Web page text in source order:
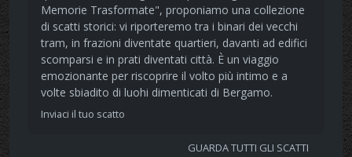
Memorie Trasformate", proponiamo una collezione
di scatti storici: vi riporteremo tra i binari dei vecchi
tram, in frazioni diventate quartieri, davanti ad edifici
scomparsi e in prati diventati città. È un viaggio
emozionante per riscoprire il volto più intimo e a
volte sbiadito di luohi dimenticati di Bergamo.
Inviaci il tuo scatto
GUARDA TUTTI GLI SCATTI